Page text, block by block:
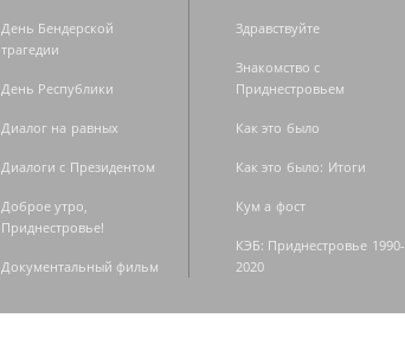
День Бендерской
трагедии
День Республики
Диалог на равных
Диалоги с Президентом
Доброе утро,
Приднестровье!
Документальный фильм
Здравствуйте
Знакомство с
Приднестровьем
Как это было
Как это было: Итоги
Кум а фост
КЭБ: Приднестровье 1990-
2020